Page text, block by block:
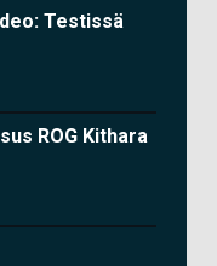
Testissä
ROG Kithara